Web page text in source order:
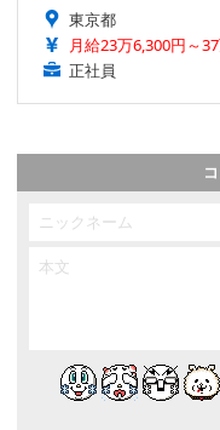
東京都
月給23万6,300円～
正社員